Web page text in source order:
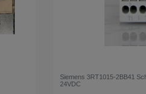
Siemens 3RT1015-2BB41
24VDC